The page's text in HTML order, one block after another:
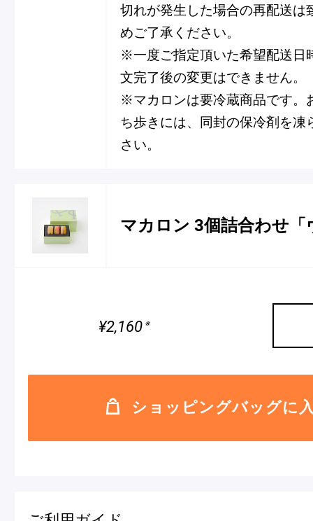
切れが発生した場合の再配送は
めご了承ください。
※一度ご指定頂いた希望配送日
文完了後の変更はできません。
※マカロンは要冷蔵商品です。
ち歩きには、同封の保冷剤を凍
さい。
マカロン 3個詰合わせ「
¥2,160 ※
ショッピングバッグに